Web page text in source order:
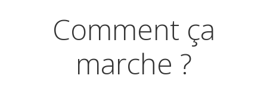
Comment ça
marche ?